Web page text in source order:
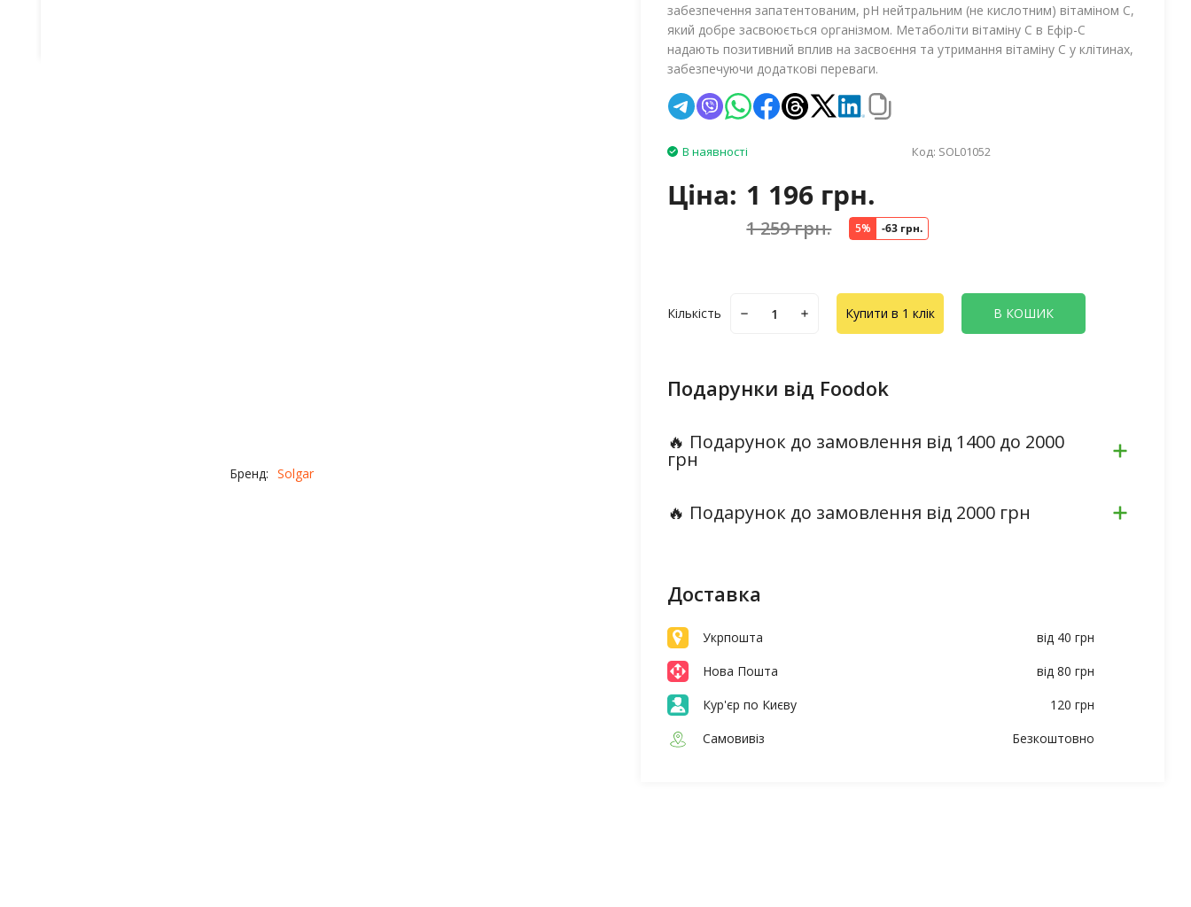
Бренд: Solgar
забезпечення запатентованим, рН нейтральним (не кислотним) вітаміном С,
який добре засвоюється організмом. Метаболіти вітаміну С в Ефір-С
надають позитивний вплив на засвоєння та утримання вітаміну С у клітинах,
забезпечуючи додаткові переваги.
В наявності Код: SOL01052
Ціна: 1 196 грн.
1 259 грн. 5% -63 грн.
Кількість Купити в 1 клік В КОШИК
Подарунки від Foodok
🔥 Подарунок до замовлення від 1400 до 2000
грн
🔥 Подарунок до замовлення від 2000 грн
Доставка
Укрпошта
від 40 грн
Нова Пошта
від 80 грн
Кур'єр по Києву
120 грн
Самовивіз
Безкоштовно